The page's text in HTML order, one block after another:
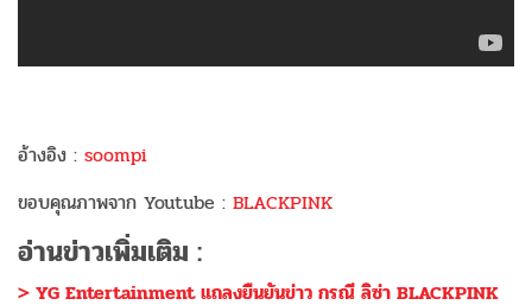
อ้างอิง : soompi
ขอบคุณภาพจาก Youtube : BLACKPINK
อ่านข่าวเพิ่มเติม :
> YG Entertainment แถลงยืนยันข่าว กรณี ลิซ่า BLACKPINK